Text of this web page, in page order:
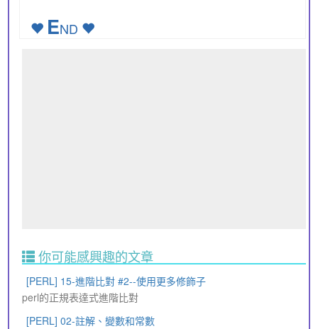
END
你可能感興趣的文章
[PERL] 15-進階比對 #2--使用更多修飾子
perl的正規表達式進階比對
[PERL] 02-註解、變數和常數